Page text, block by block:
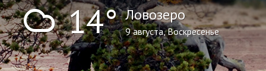
! 14° Ловозеро
9 августа, Воскресенье